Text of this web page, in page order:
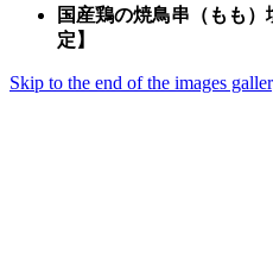
国産鶏の焼鳥串（もも
定】
Skip to the end of the images